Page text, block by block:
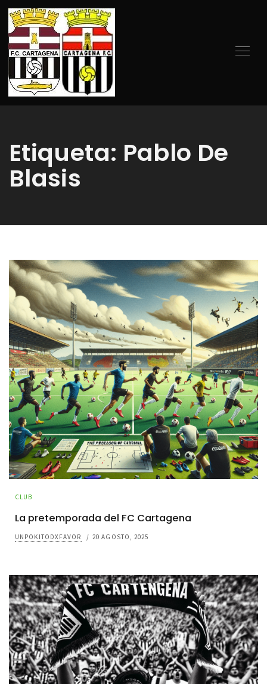
Etiqueta: Pablo De
Blasis
CLUB
La pretemporada del FC Cartagena
UNPOKITODXFAVOR / 20 AGOSTO, 2025